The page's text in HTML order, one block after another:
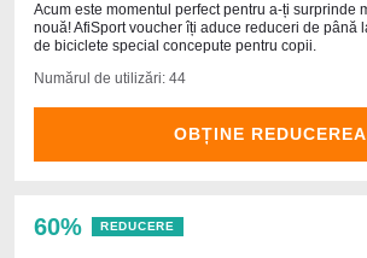
Acum este momentul perfect pentru a-ți surprinde
nouă! AfiSport voucher îți aduce reduceri de până
de biciclete special concepute pentru copii.
Numărul de utilizări: 44
OBȚINE REDUCEREA
60% REDUCERE